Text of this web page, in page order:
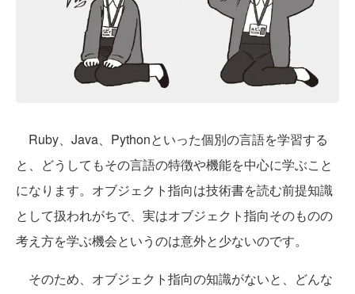
Ruby、Java、Pythonといった個別の言語を学習する
と、どうしてもその言語の特徴や機能を中心に学ぶこと
になります。オブジェクト指向は技術書を読む前提知識
として扱われがちで、実はオブジェクト指向そのものの
考え方を学ぶ機会というのは意外と少ないのです。
そのため、オブジェクト指向の知識がないと、どんな